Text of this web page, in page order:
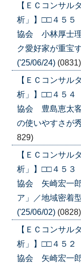
【ＥＣコンサル
析」】□□４５５
協会 小林厚士
ク愛好家が重宝
('25/06/24) (0831)
【ＥＣコンサル
析」】□□４５４
協会 豊島恵太
の使いやすさが
829)
【ＥＣコンサル
析」】□□４５３
協会 矢崎宏一
ア」／地域密着
('25/06/02) (0828)
【ＥＣコンサル
析」】□□４５２
協会 矢崎宏一